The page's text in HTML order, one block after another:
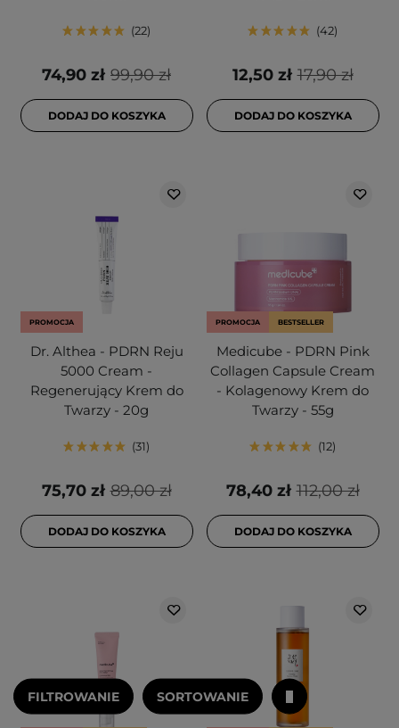
22
99,90 zł
74,90 zł
DODAJ DO KOSZYKA
42
17,90 zł
12,50 zł
DODAJ DO KOSZYKA
PROMOCJA
Dr. Althea - PDRN Reju
5000 Cream -
Regenerujący Krem do
Twarzy - 20g
31
89,00 zł
75,70 zł
DODAJ DO KOSZYKA
PROMOCJA BESTSELLER
Medicube - PDRN Pink
Collagen Capsule Cream
- Kolagenowy Krem do
Twarzy - 55g
12
112,00 zł
78,40 zł
DODAJ DO KOSZYKA
FILTROWANIE SORTOWANIE